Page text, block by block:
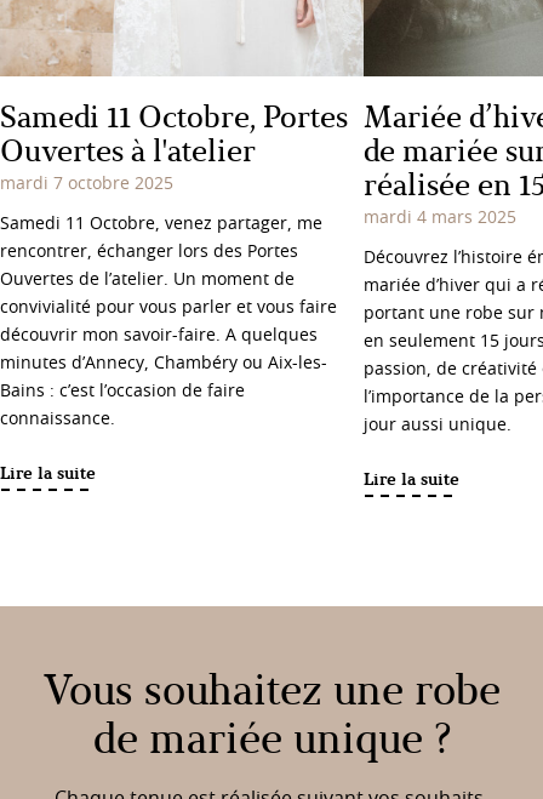
Samedi 11 Octobre, Portes
Ouvertes à l'atelier
mardi 7 octobre 2025
Samedi 11 Octobre, venez partager, me
rencontrer, échanger lors des Portes
Ouvertes de l’atelier. Un moment de
convivialité pour vous parler et vous faire
découvrir mon savoir-faire. A quelques
minutes d’Annecy, Chambéry ou Aix-les-
Bains : c’est l’occasion de faire
connaissance.
Lire la suite
Mariée
de mariée
réalisée en
mardi 4 mars 2025
Découvrez l’histoire
mariée d’hiver qui a
portant une robe sur
en seulement 15
passion, de créativité
l’importance de la
jour aussi unique.
Lire la suite
Vous souhaitez une robe
de mariée unique ?